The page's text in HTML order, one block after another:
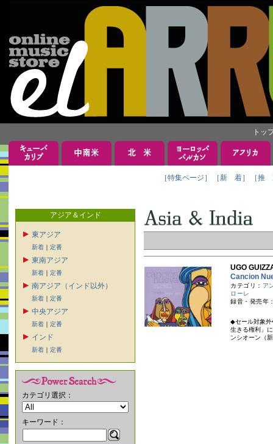
トッ
［特集ページ］ ［新 着］ ［推
アジア＆インド
東アジア
新着 ｜ 定番
東南アジア
新着 ｜ 定番
南アジア（インド以外）
新着 ｜ 定番
中央アジア
新着 ｜ 定番
インド
新着 ｜ 定番
カテゴリ選択：
キーワード：
UGO
Cancion
カテゴリ： ア
ローレ
録音・発売年
◆セール対象外
生きる権利」
ンシオーン（